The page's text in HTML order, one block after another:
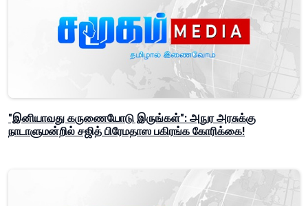
"இனியாவது கருணையோடு இருங்கள்": அநுர அரசுக்கு
நாடாளுமன்றில் சஜித் பிரேமதாஸ பகிரங்க கோரிக்கை!